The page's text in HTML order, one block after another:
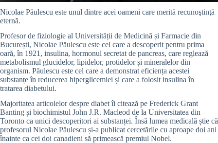
Nicolae Păulescu este unul dintre acei oameni care merită recunoştinţă
eternă.
Profesor de fiziologie al Universității de Medicină și Farmacie din
București, Nicolae Păulescu este cel care a descoperit pentru prima
oară, în 1921, insulina, hormonul secretat de pancreas, care reglează
metabolismul glucidelor, lipidelor, protidelor și mineralelor din
organism. Păulescu este cel care a demonstrat eficiența acestei
substanțe în reducerea hiperglicemiei și care a folosit insulina în
tratarea diabetului.
Majoritatea articolelor despre diabet îi citează pe Frederick Grant
Banting și biochimistul John J.R. Macleod de la Universitatea din
Toronto ca unici descoperitori ai substanței. Însă lumea medicală știe că
profesorul Nicolae Păulescu și-a publicat cercetările cu aproape doi ani
înainte ca cei doi canadieni să primească premiul Nobel.